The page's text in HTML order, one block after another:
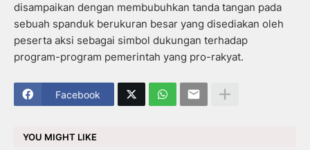
disampaikan dengan membubuhkan tanda tangan pada
sebuah spanduk berukuran besar yang disediakan oleh
peserta aksi sebagai simbol dukungan terhadap
program-program pemerintah yang pro-rakyat.
Facebook
YOU MIGHT LIKE